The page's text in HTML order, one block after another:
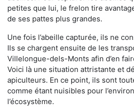
petites que lui, le frelon tire
de ses pattes plus grandes.
Une fois l’abeille capturée, ils ne
Ils se chargent ensuite de les
Villelongue-dels-Monts afin d’en
Voici là une situation attristante et
apiculteurs. En ce point, ils sont
comme étant nuisibles pour
l’écosystème.